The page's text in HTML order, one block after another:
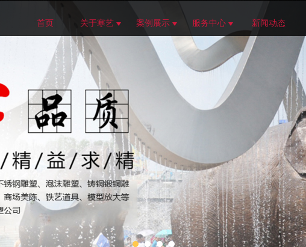
首页 关于寒艺 案例展示 服务中心 新闻动态